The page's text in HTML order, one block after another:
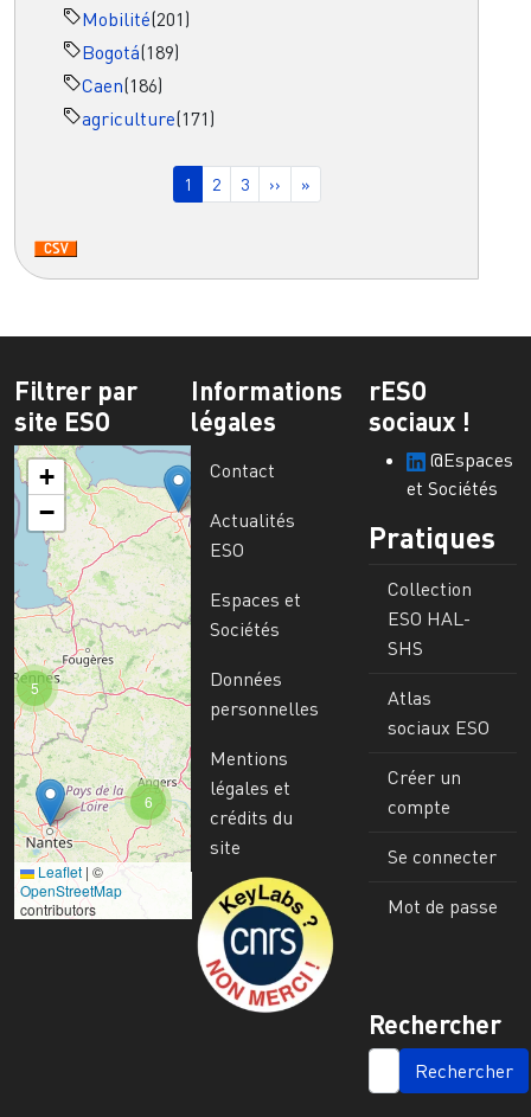
Mobilité(201)
Bogotá(189)
Caen(186)
agriculture(171)
Page courante
1 Page
2 Page
3 Page suivante
›› Dernière page
»
Filtrer par
site ESO
6
5
+
−
Leaflet | ©
OpenStreetMap
contributors
Informations
légales
Contact
Actualités
ESO
Espaces et
Sociétés
Données
personnelles
Mentions
légales et
crédits du
site
Image
rESO
sociaux !
@Espaces
et Sociétés
Pratiques
Collection
ESO HAL-
SHS
Atlas
sociaux ESO
Créer un
compte
Se connecter
Mot de passe
Rechercher
SEARCH